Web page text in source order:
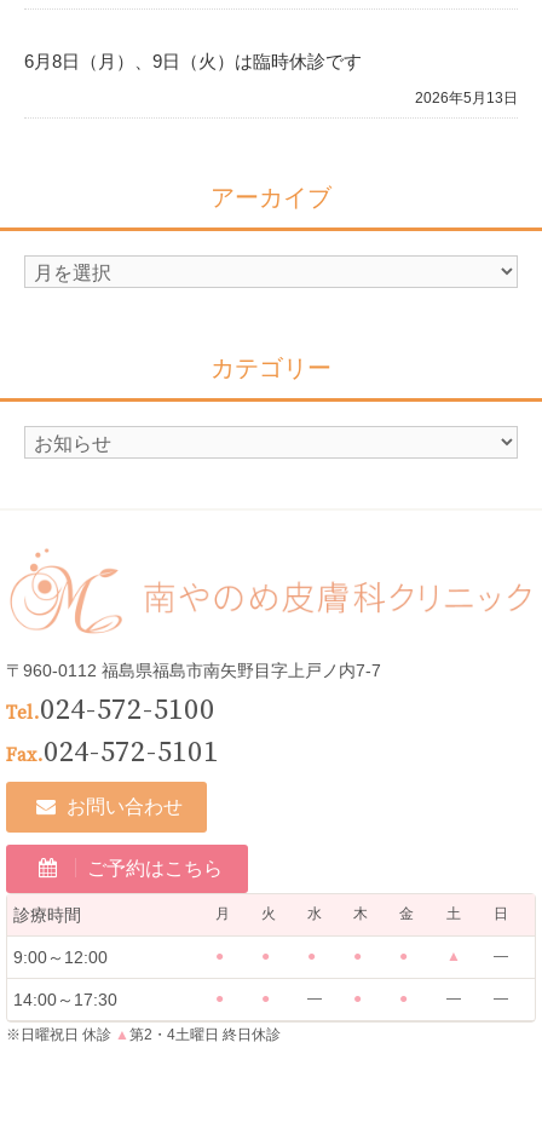
6月8日（月）、9日（火）は臨時休診です
2026年5月13日
アーカイブ
ア
ブ
カテゴリー
カ
ー
〒960-0112 福島県福島市南矢野目字上戸ノ内7-7
Tel.024-572-5100
Fax.024-572-5101
お問い合わせ
ご予約はこちら
診療時間 月 火 水 木 金 土 日
9:00～12:00 ● ● ● ● ● ▲ ―
14:00～17:30 ● ● ― ● ● ― ―
※日曜祝日 休診 ▲ 第2・4土曜日 終日休診